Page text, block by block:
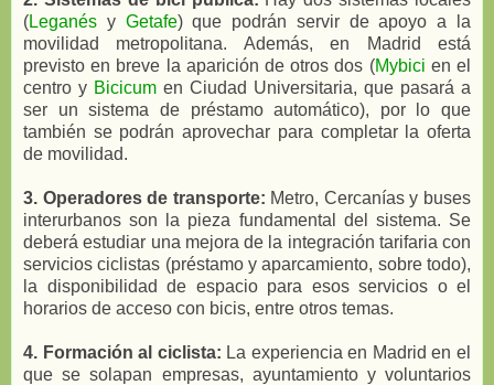
(Leganés y Getafe) que podrán servir de apoyo a la
movilidad metropolitana. Además, en Madrid está
previsto en breve la aparición de otros dos (Mybici en el
centro y Bicicum en Ciudad Universitaria, que pasará a
ser un sistema de préstamo automático), por lo que
también se podrán aprovechar para completar la oferta
de movilidad.
3. Operadores de transporte: Metro, Cercanías y buses
interurbanos son la pieza fundamental del sistema. Se
deberá estudiar una mejora de la integración tarifaria con
servicios ciclistas (préstamo y aparcamiento, sobre todo),
la disponibilidad de espacio para esos servicios o el
horarios de acceso con bicis, entre otros temas.
4. Formación al ciclista: La experiencia en Madrid en el
que se solapan empresas, ayuntamiento y voluntarios